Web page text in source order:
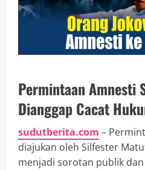
Permintaan Amnesti
Dianggap Cacat
sudutberita.com –
diajukan oleh Silfester
menjadi sorotan publik